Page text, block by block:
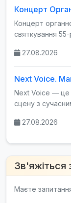
Концерт
Концерт
святкування
27.08.2026
Next Voice.
Next Voice — це
сцену з
27.08.2026
Зв'яжіться
Маєте